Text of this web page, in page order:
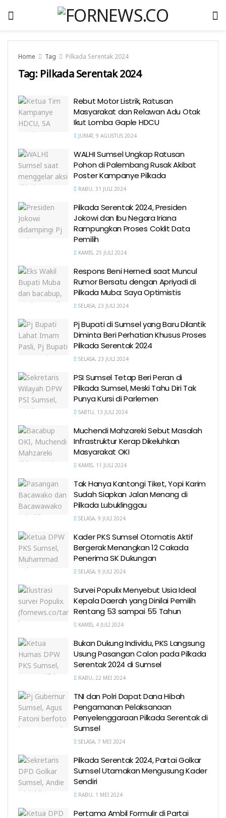
Home Tag Pilkada Serentak 2024
Tag: Pilkada Serentak 2024
Rebut Motor Listrik, Ratusan
Masyarakat dan Relawan Adu Otak
Ikut Lomba Gaple HDCU
JUMAT, 9 AGUSTUS 2024
WALHI Sumsel Ungkap Ratusan
Pohon di Palembang Rusak Akibat
Poster Kampanye Pilkada
RABU, 31 JULI 2024
Pilkada Serentak 2024, Presiden
Jokowi dan Ibu Negara Iriana
Rampungkan Proses Coklit Data
Pemilih
KAMIS, 25 JULI 2024
Respons Beni Hernedi saat Muncul
Rumor Bersatu dengan Apriyadi di
Pilkada Muba: Saya Optimistis
SELASA, 23 JULI 2024
Pj Bupati di Sumsel yang Baru Dilantik
Diminta Beri Perhatian Khusus Proses
Pilkada Serentak 2024
SELASA, 23 JULI 2024
PSI Sumsel Tetap Beri Peran di
Pilkada Sumsel, Meski Tahu Diri Tak
Punya Kursi di Parlemen
SABTU, 13 JULI 2024
Muchendi Mahzareki Sebut Masalah
Infrastruktur Kerap Dikeluhkan
Masyarakat OKI
KAMIS, 11 JULI 2024
Tak Hanya Kantongi Tiket, Yopi Karim
Sudah Siapkan Jalan Menang di
Pilkada Lubuklinggau
SELASA, 9 JULI 2024
Kader PKS Sumsel Otomatis Aktif
Bergerak Menangkan 12 Cakada
Penerima SK Dukungan
SELASA, 9 JULI 2024
Survei Populix Menyebut Usia Ideal
Kepala Daerah yang Dinilai Pemilih
Rentang 53 sampai 55 Tahun
KAMIS, 4 JULI 2024
Bukan Dukung Individu, PKS Langsung
Usung Pasangan Calon pada Pilkada
Serentak 2024 di Sumsel
RABU, 22 MEI 2024
TNI dan Polri Dapat Dana Hibah
Pengamanan Pelaksanaan
Penyelenggaraan Pilkada Serentak di
Sumsel
SELASA, 7 MEI 2024
Pilkada Serentak 2024, Partai Golkar
Sumsel Utamakan Mengusung Kader
Sendiri
RABU, 1 MEI 2024
Pertama Ambil Formulir di Partai